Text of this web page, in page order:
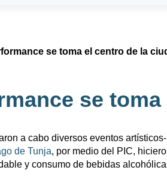
se toma el centro de la
se
a cabo diversos eventos
de Tunja, por medio del PIC,
y consumo de bebidas